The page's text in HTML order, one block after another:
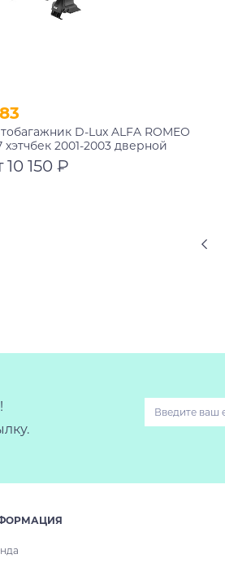
D-Lux ALFA ROMEO
хэтчбек 2001-2003 дверной
аэро-трэвэл с замком
10 150 ₽